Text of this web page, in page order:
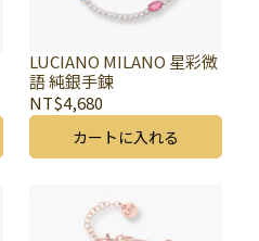
LUCIANO MILANO 星彩微
語 純銀手鍊
NT$4,680
カートに入れる